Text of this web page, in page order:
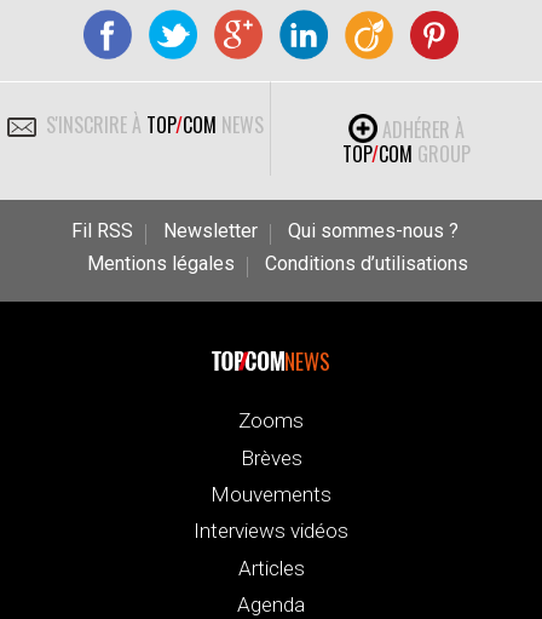
S'INSCRIRE À TOP/COM NEWS
ADHÉRER À
TOP/COM GROUP
Fil RSS Newsletter
Qui sommes-nous ?
Mentions légales
Conditions d’utilisations
NEWS
Zooms
Brèves
Mouvements
Interviews vidéos
Articles
Agenda